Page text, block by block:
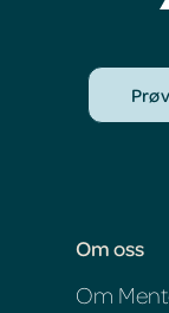
Om oss
Om